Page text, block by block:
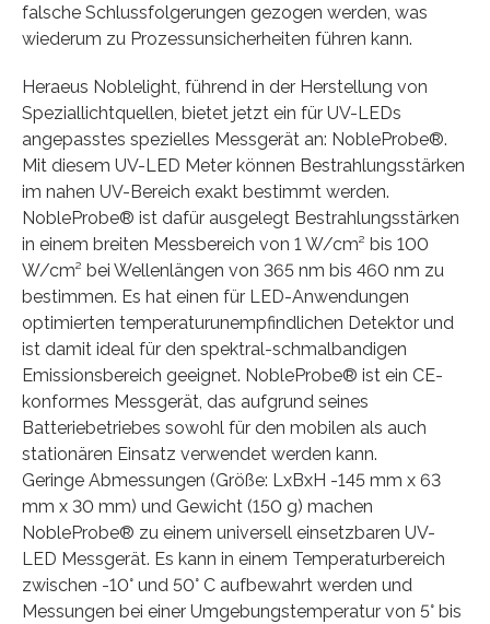
falsche Schlussfolgerungen gezogen werden, was
wiederum zu Prozessunsicherheiten führen kann.
Heraeus Noblelight, führend in der Herstellung von
Speziallichtquellen, bietet jetzt ein für UV-LEDs
angepasstes spezielles Messgerät an: NobleProbe®.
Mit diesem UV-LED Meter können Bestrahlungsstärken
im nahen UV-Bereich exakt bestimmt werden.
NobleProbe® ist dafür ausgelegt Bestrahlungsstärken
in einem breiten Messbereich von 1 W/cm² bis 100
W/cm² bei Wellenlängen von 365 nm bis 460 nm zu
bestimmen. Es hat einen für LED-Anwendungen
optimierten temperaturunempfindlichen Detektor und
ist damit ideal für den spektral-schmalbandigen
Emissionsbereich geeignet. NobleProbe® ist ein CE-
konformes Messgerät, das aufgrund seines
Batteriebetriebes sowohl für den mobilen als auch
stationären Einsatz verwendet werden kann.
Geringe Abmessungen (Größe: LxBxH -145 mm x 63
mm x 30 mm) und Gewicht (150 g) machen
NobleProbe® zu einem universell einsetzbaren UV-
LED Messgerät. Es kann in einem Temperaturbereich
zwischen -10° und 50° C aufbewahrt werden und
Messungen bei einer Umgebungstemperatur von 5° bis